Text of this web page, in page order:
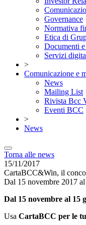
Governance
Normativa
Etica di
Documenti
Servizi
>
Comunicazione e
News
Mailing List
Rivista Bcc
Eventi BCC
>
News
Torna alle news
15/11/2017
CartaBCC&Win, il
Dal 15 novembre 2017
Dal 15 novembre al
Usa CartaBCC per le